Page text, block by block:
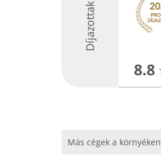
Díjazottak
8.8
Más cégek a környéken